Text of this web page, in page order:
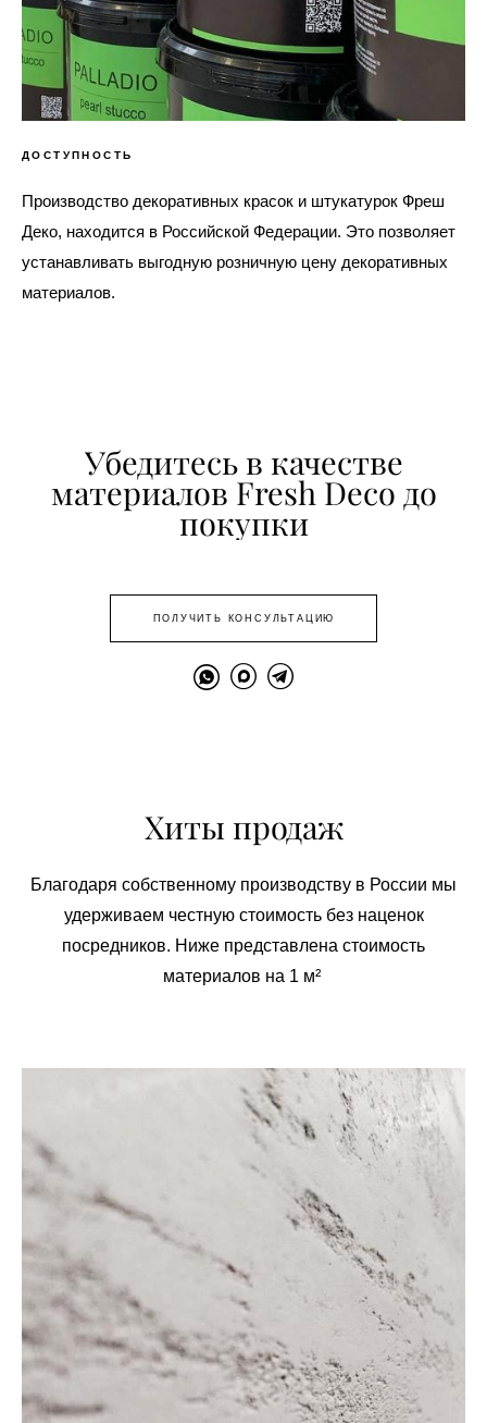
ДОСТУПНОСТЬ
Производство декоративных красок и штукатурок Фреш
Деко, находится в Российской Федерации. Это позволяет
устанавливать выгодную розничную цену декоративных
материалов.
Убедитесь в качестве
материалов Fresh Deco до
покупки
ПОЛУЧИТЬ КОНСУЛЬТАЦИЮ
Хиты продаж
Благодаря собственному производству в России мы
удерживаем честную стоимость без наценок
посредников. Ниже представлена стоимость
материалов на 1 м²